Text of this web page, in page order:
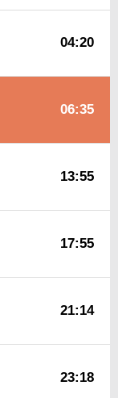
04:20
06:35
13:55
17:55
21:14
23:18